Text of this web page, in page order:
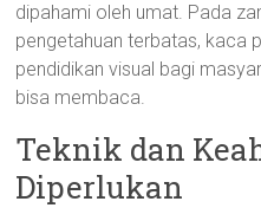
dipahami oleh umat. Pada
pengetahuan terbatas, kaca
pendidikan visual bagi
bisa membaca.
Teknik dan
Diperlukan